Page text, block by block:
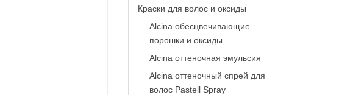
Краски для волос и оксиды
Alcina обесцвечивающие
порошки и оксиды
Alcina оттеночная эмульсия
Alcina оттеночный спрей для
волос Pastell Spray